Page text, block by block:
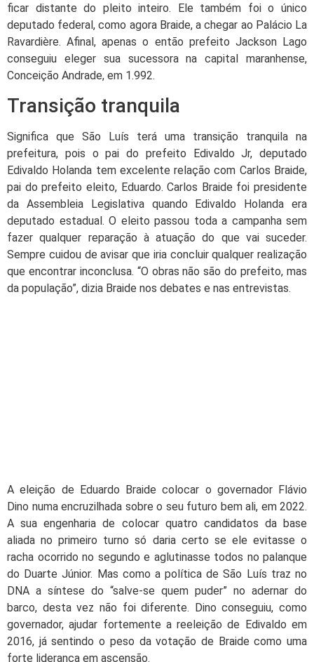
ficar distante do pleito inteiro. Ele também foi o único
deputado federal, como agora Braide, a chegar ao Palácio La
Ravardière. Afinal, apenas o então prefeito Jackson Lago
conseguiu eleger sua sucessora na capital maranhense,
Conceição Andrade, em 1.992.
Transição tranquila
Significa que São Luís terá uma transição tranquila na
prefeitura, pois o pai do prefeito Edivaldo Jr, deputado
Edivaldo Holanda tem excelente relação com Carlos Braide,
pai do prefeito eleito, Eduardo. Carlos Braide foi presidente
da Assembleia Legislativa quando Edivaldo Holanda era
deputado estadual. O eleito passou toda a campanha sem
fazer qualquer reparação à atuação do que vai suceder.
Sempre cuidou de avisar que iria concluir qualquer realização
que encontrar inconclusa. “O obras não são do prefeito, mas
da população”, dizia Braide nos debates e nas entrevistas.
A eleição de Eduardo Braide colocar o governador Flávio
Dino numa encruzilhada sobre o seu futuro bem ali, em 2022.
A sua engenharia de colocar quatro candidatos da base
aliada no primeiro turno só daria certo se ele evitasse o
racha ocorrido no segundo e aglutinasse todos no palanque
do Duarte Júnior. Mas como a política de São Luís traz no
DNA a síntese do “salve-se quem puder” no adernar do
barco, desta vez não foi diferente. Dino conseguiu, como
governador, ajudar fortemente a reeleição de Edivaldo em
2016, já sentindo o peso da votação de Braide como uma
forte liderança em ascensão.